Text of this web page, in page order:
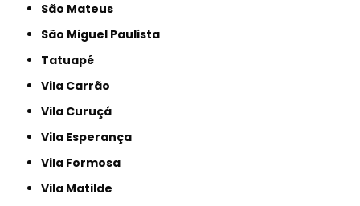
São Mateus
São Miguel Paulista
Tatuapé
Vila Carrão
Vila Curuçá
Vila Esperança
Vila Formosa
Vila Matilde